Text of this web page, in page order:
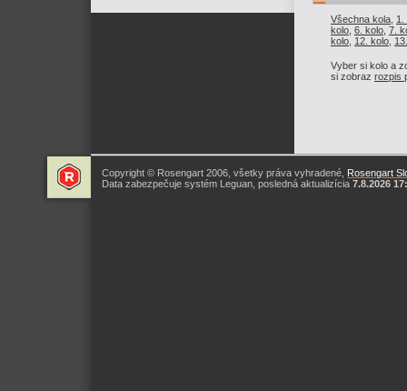
Všechna kola 1.
kolo 6. kolo 7.
kolo 12. kolo
Vyber si kolo a
si zobraz rozpis
Copyright © Rosengart 2006, všetky práva vyhradené, Rosengart
Data zabezpečuje systém Leguan, posledná aktualizícia 7.8.2026